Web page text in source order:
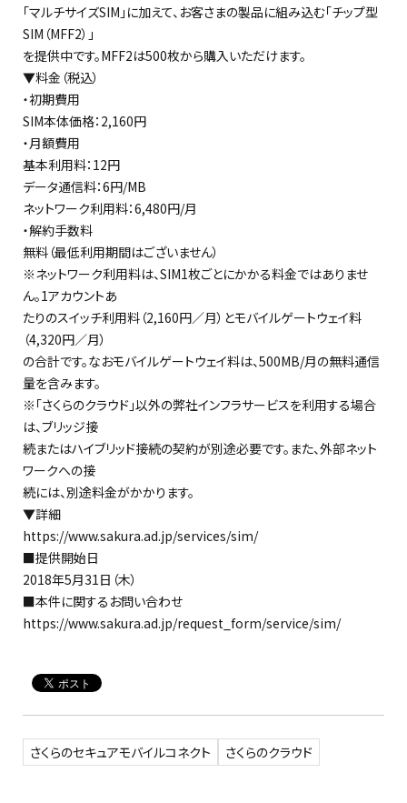
「マルチサイズSIM」に加えて、お客さまの製品に組み込む「チップ型
SIM（MFF2）」
を提供中です。MFF2は500枚から購入いただけます。
▼料金（税込）
・初期費用
SIM本体価格：2,160円
・月額費用
基本利用料：12円
データ通信料：6円/MB
ネットワーク利用料：6,480円/月
・解約手数料
無料（最低利用期間はございません）
※ネットワーク利用料は、SIM1枚ごとにかかる料金ではありませ
ん。1アカウントあ
たりのスイッチ利用料（2,160円／月）とモバイルゲートウェイ料
（4,320円／月）
の合計です。なおモバイルゲートウェイ料は、500MB/月の無料通信
量を含みます。
※「さくらのクラウド」以外の弊社インフラサービスを利用する場合
は、ブリッジ接
続またはハイブリッド接続の契約が別途必要です。また、外部ネット
ワークへの接
続には、別途料金がかかります。
▼詳細
https://www.sakura.ad.jp/services/sim/
■提供開始日
2018年5月31日（木）
■本件に関するお問い合わせ
https://www.sakura.ad.jp/request_form/service/sim/
さくらのセキュアモバイルコネクト さくらのクラウド